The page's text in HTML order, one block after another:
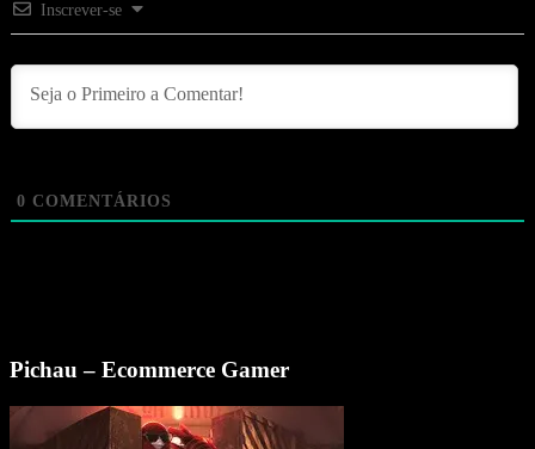
Inscrever-se
0 COMENTÁRIOS
Pichau – Ecommerce Gamer